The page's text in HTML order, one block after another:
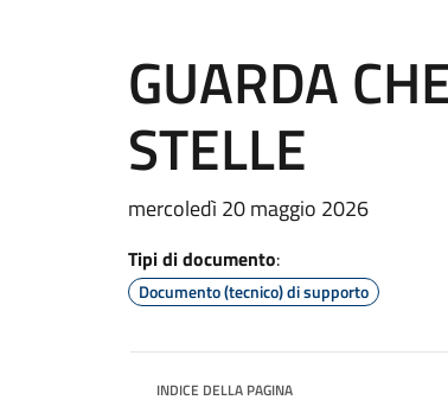
GUARDA
STELLE
mercoledì 20 maggio 2026
Tipi di documento:
Documento (tecnico) di supporto
INDICE DELLA PAGINA